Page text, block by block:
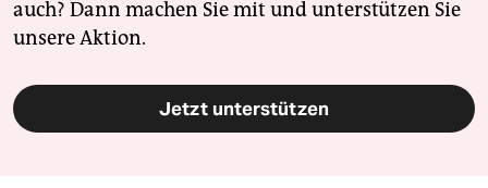
auch? Dann machen Sie mit und unterstützen Sie
unsere Aktion.
Jetzt unterstützen